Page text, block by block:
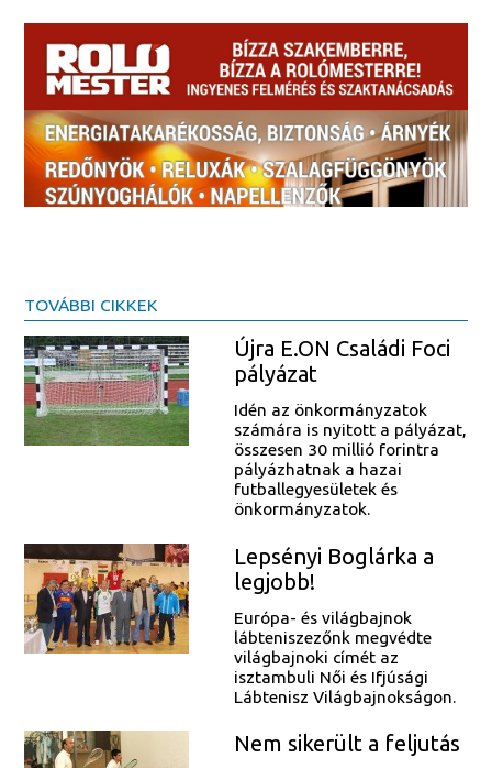
TOVÁBBI CIKKEK
Újra E.ON Családi Foci
pályázat
Idén az önkormányzatok
számára is nyitott a pályázat,
összesen 30 millió forintra
pályázhatnak a hazai
futballegyesületek és
önkormányzatok.
Lepsényi Boglárka a
legjobb!
Európa- és világbajnok
lábteniszezőnk megvédte
világbajnoki címét az
isztambuli Női és Ifjúsági
Lábtenisz Világbajnokságon.
Nem sikerült a feljutás